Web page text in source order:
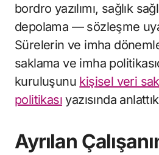
bordro yazılımı, sağlık
depolama — sözleşme
Sürelerin ve imha
saklama ve imha
kuruluşunu kişisel veri
politikası yazısında
Ayrılan